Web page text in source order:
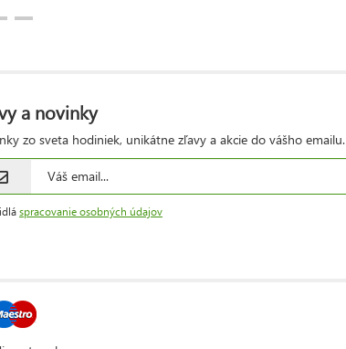
a novinky
zo sveta hodiniek, unikátne zľavy a akcie do vášho emailu.
spracovanie osobných údajov